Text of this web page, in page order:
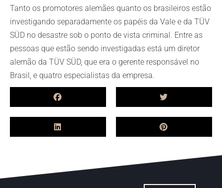
Tanto os promotores alemães quanto os brasileiros estão
investigando separadamente os papéis da Vale e da TÜV
SÜD no desastre sob o ponto de vista criminal. Entre as
pessoas que estão sendo investigadas está um diretor
alemão da TÜV SÜD, que era o gerente responsável no
Brasil, e quatro especialistas da empresa.